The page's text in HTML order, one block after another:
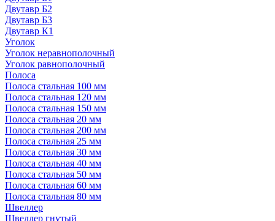
Двутавр Б2
Двутавр Б3
Двутавр К1
Уголок
Уголок неравнополочный
Уголок равнополочный
Полоса
Полоса стальная 100 мм
Полоса стальная 120 мм
Полоса стальная 150 мм
Полоса стальная 20 мм
Полоса стальная 200 мм
Полоса стальная 25 мм
Полоса стальная 30 мм
Полоса стальная 40 мм
Полоса стальная 50 мм
Полоса стальная 60 мм
Полоса стальная 80 мм
Швеллер
Швеллер гнутый